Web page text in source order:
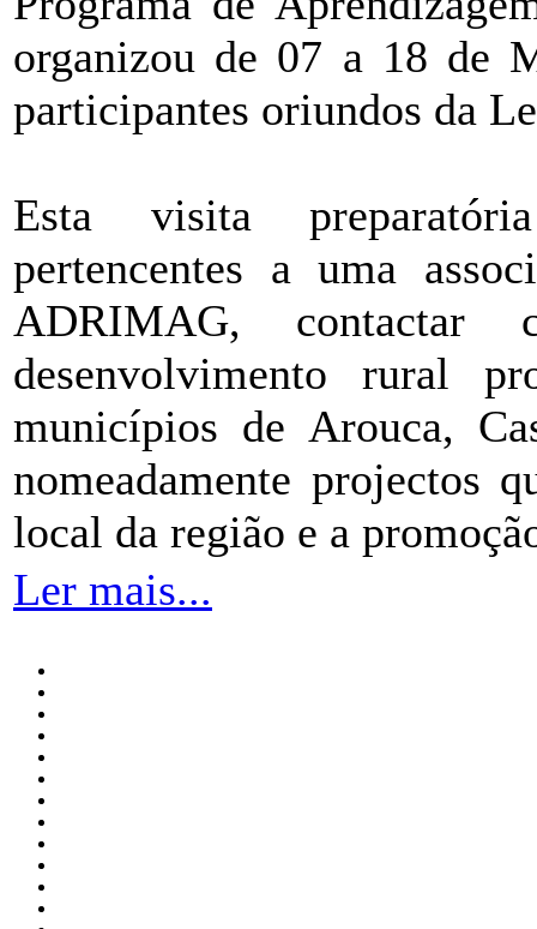
organizou de 07 a 18 de
participantes oriundos da
Esta visita
pertencentes a uma
ADRIMAG, contactar
desenvolvimento rural
municípios de Arouca,
nomeadamente projectos
local da região e a
Ler mais...